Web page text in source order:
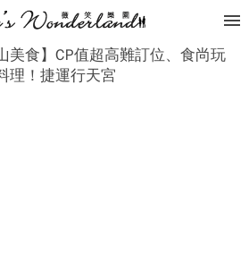
美食】CP值超高難訂位、食尚玩
理！捷運行天宮